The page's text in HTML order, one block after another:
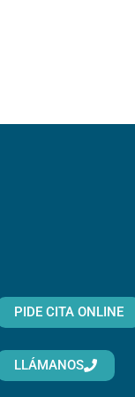
PIDE CITA ONLINE
LLÁMANOS